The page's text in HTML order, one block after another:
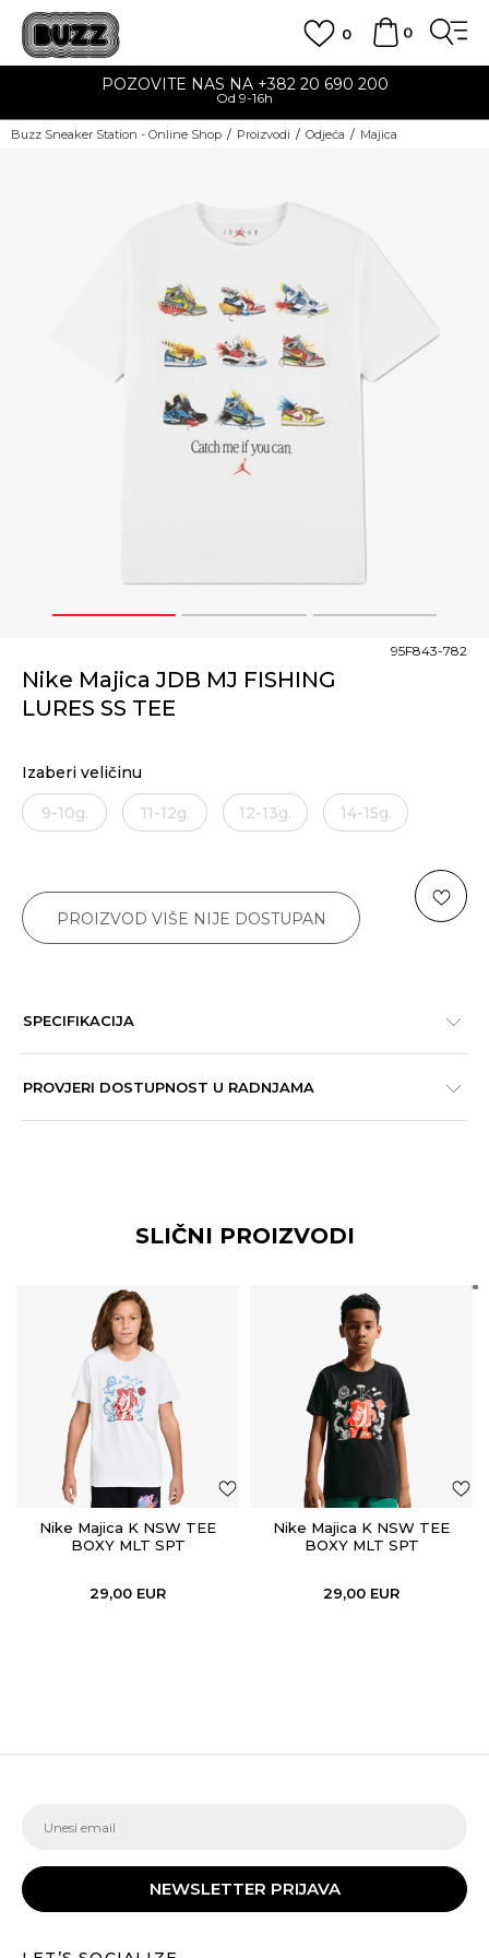
0
0
POZOVITE NAS NA +382 20 690 200
Od 9-16h
Buzz Sneaker Station - Online Shop Proizvodi Odjeća Majica
1 2 3
Nike Majica JDB MJ FISHING
LURES SS TEE
95F843-782
Izaberi veličinu
9-10g. 11-12g. 12-13g. 14-15g.
PROIZVOD VIŠE NIJE DOSTUPAN
SPECIFIKACIJA
PROVJERI DOSTUPNOST U RADNJAMA
SLIČNI PROIZVODI
Nike Majica K NSW TEE
BOXY MLT SPT
29,00 EUR
Nike Majica K NSW TEE
BOXY MLT SPT
29,00 EUR
NEWSLETTER PRIJAVA